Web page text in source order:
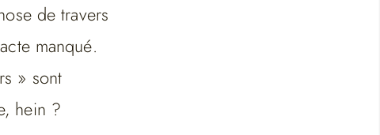
de travers
manqué.
» sont
hein ?